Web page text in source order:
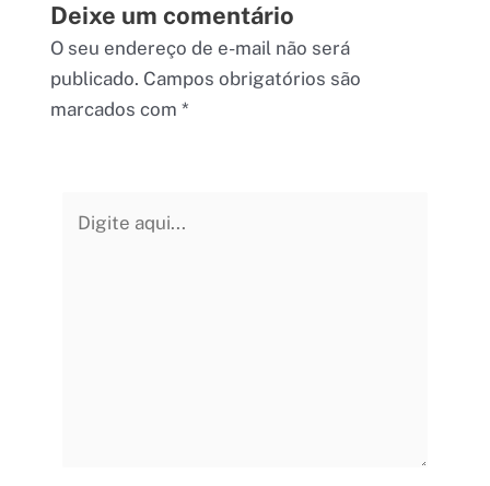
Deixe um comentário
O seu endereço de e-mail não será
publicado. Campos obrigatórios são
marcados com *
aqui...